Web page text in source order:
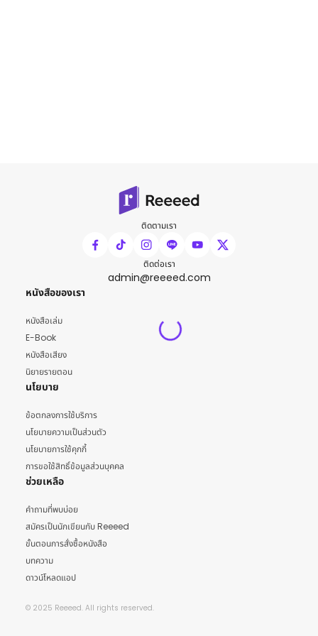
ติดตามเรา
ติดต่อเรา
admin@reeeed.com
หนังสือของเรา
หนังสือเล่ม
E-Book
หนังสือเสียง
นิยายรายตอน
นโยบาย
ข้อตกลงการใช้บริการ
นโยบายความเป็นส่วนตัว
นโยบายการใช้คุกกี้
การขอใช้สิทธิ์ข้อมูลส่วนบุคคล
ช่วยเหลือ
คำถามที่พบบ่อย
สมัครเป็นนักเขียนกับ Reeeed
ขั้นตอนการสั่งซื้อหนังสือ
บทความ
ดาวน์โหลดแอป
© 2025 Reeeed. All rights reserved.